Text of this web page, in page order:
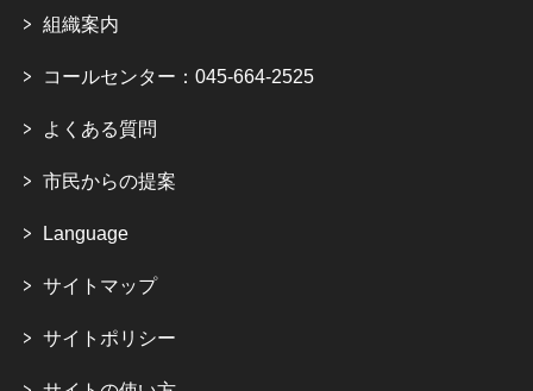
組織案内
コールセンター：045-664-2525
よくある質問
市民からの提案
Language
サイトマップ
サイトポリシー